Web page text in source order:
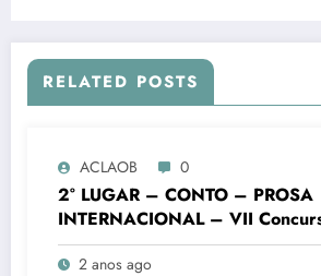
RELATED POSTS
ACLAOB 0
2° LUGAR – CONTO – PROSA
INTERNACIONAL – VII
Literário “Cidade de Ouro
2 anos ago